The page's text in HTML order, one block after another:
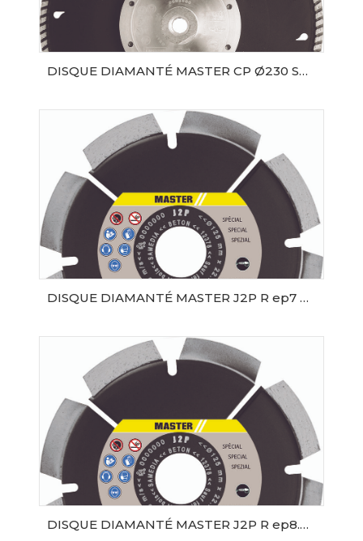
DISQUE DIAMANTÉ MASTER CP Ø230 SAMEDIA
AJOUTER AU PANIER
DISQUE DIAMANTÉ MASTER J2P R ep7 Ø125 SAMEDIA
AJOUTER AU PANIER
DISQUE DIAMANTÉ MASTER J2P R ep8.4 Ø125 SAMEDIA